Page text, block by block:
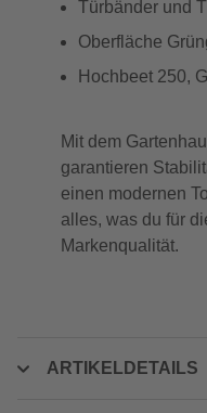
Türbänder und
Oberfläche
Hochbeet 250,
Mit dem
garantieren
einen modernen
alles, was du für
Markenqualität.
ARTIKELDETAILS